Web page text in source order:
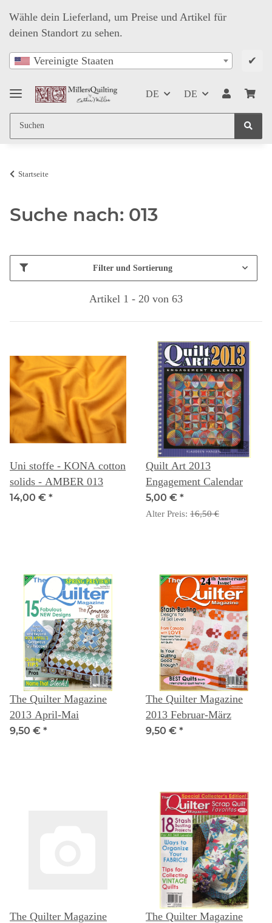
Wähle dein Lieferland, um Preise und Artikel für
deinen Standort zu sehen.
Vereinigte Staaten ✔
DE DE
Startseite
Suche nach: 013
Filter und Sortierung
Artikel 1 - 20 von 63
Uni stoffe - KONA cotton
solids - AMBER 013
14,00 € *
Quilt Art 2013
Engagement Calendar
5,00 € *
Alter Preis: 16,50 €
The Quilter Magazine
2013 April-Mai
9,50 € *
The Quilter Magazine
2013 Februar-März
9,50 € *
The Quilter Magazine
The Quilter Magazine